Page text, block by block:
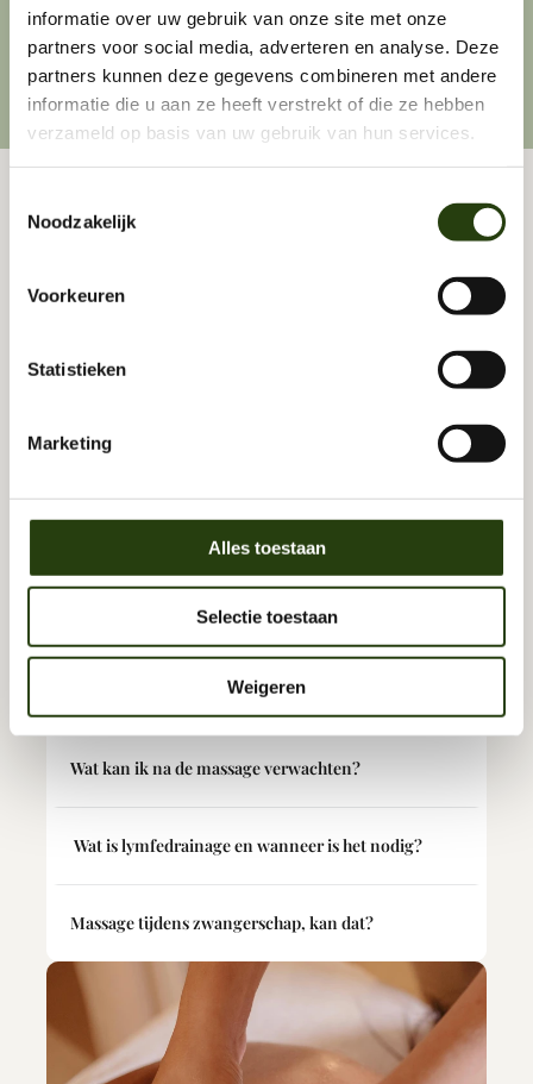
informatie over uw gebruik van onze site met onze
partners voor social media, adverteren en analyse. Deze
partners kunnen deze gegevens combineren met andere
informatie die u aan ze heeft verstrekt of die ze hebben
verzameld op basis van uw gebruik van hun services.
Noodzakelijk
Voorkeuren
Statistieken
Marketing
Alles toestaan
Selectie toestaan
Weigeren
Bekijk onze meest
gestelde vragen
voor je op een rij gezet. Kort, duidelijk
schouders?
Wat als ik klachten heb waar ik niet zeker van
Wat kan ik na de massage verwachten?
Wat is lymfedrainage en wanneer is het nodig?
Massage tijdens zwangerschap, kan dat?